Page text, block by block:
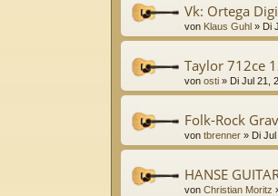
Vk: Ortega
von Klaus Guhl » Di
Taylor 712ce
von osti » Di Jul 21,
Folk-Rock
von tbrenner » Di
HANSE
von Christian Moritz